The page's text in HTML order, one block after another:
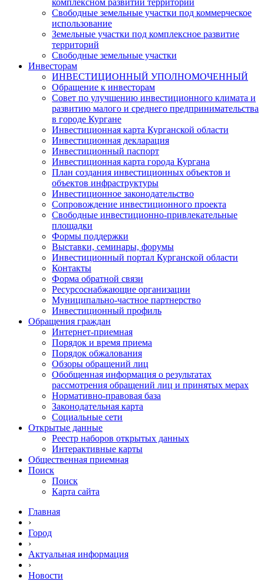
комплексном развитии территории
Свободные земельные участки под коммерческое
использование
Земельные участки под комплексное развитие
территорий
Свободные земельные участки
Инвесторам
ИНВЕСТИЦИОННЫЙ УПОЛНОМОЧЕННЫЙ
Обращение к инвесторам
Совет по улучшению инвестиционного климата и
развитию малого и среднего предпринимательства
в городе Кургане
Инвестиционная карта Курганской области
Инвестиционная декларация
Инвестиционный паспорт
Инвестиционная карта города Кургана
План создания инвестиционных объектов и
объектов инфраструктуры
Инвестиционное законодательство
Сопровождение инвестиционного проекта
Свободные инвестиционно-привлекательные
площадки
Формы поддержки
Выставки, семинары, форумы
Инвестиционный портал Курганской области
Контакты
Форма обратной связи
Ресурсоснабжающие организации
Муниципально-частное партнерство
Инвестиционный профиль
Обращения граждан
Интернет-приемная
Порядок и время приема
Порядок обжалования
Обзоры обращений лиц
Обобщенная информация о результатах
рассмотрения обращений лиц и принятых мерах
Нормативно-правовая база
Законодательная карта
Социальные сети
Открытые данные
Реестр наборов открытых данных
Интерактивные карты
Общественная приемная
Поиск
Поиск
Карта сайта
Главная
›
Город
›
Актуальная информация
›
Новости